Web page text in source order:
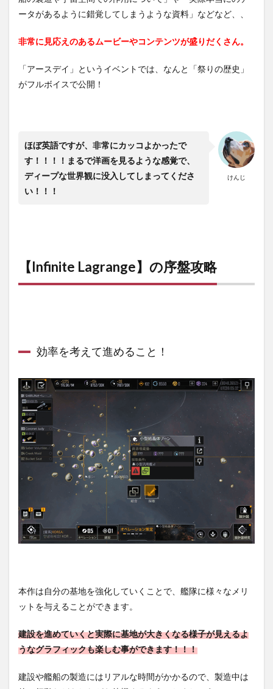
ータがあるように錯覚してしまうような資料」などなど、、
非常に見応えのあるムービーやコンテンツが盛りだくさん。
「アースデイ」というイベントでは、なんと「祭りの歴史」
がフルボイスで公開！
けんじ
ほぼ英語ですが、非常にカッコよかったで
す！！！！まるで洋画を見るような感覚で、
ディープな世界観に没入してしまってくださ
い！！！
【Infinite Lagrange】の序盤攻略
効率を考えて進めること！
本作は自分の基地を強化していくことで、艦隊に様々なメリ
ットを与えることができます。
建設を進めていくと実際に基地が大きくなる様子が見えるよ
うなグラフィックも楽しむ事ができます！！！
建設や艦船の製造にはリアルな時間がかかるので、製造中は